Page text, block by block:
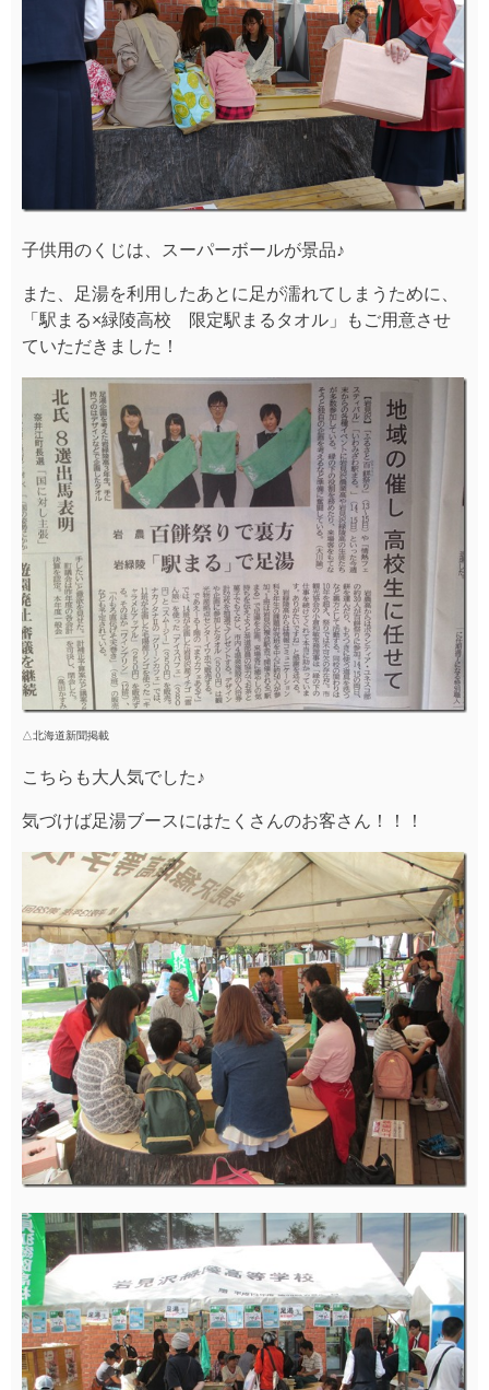
子供用のくじは、スーパーボールが景品♪
また、足湯を利用したあとに足が濡れてしまうために、
「駅まる×緑陵高校 限定駅まるタオル」もご用意させ
ていただきました！
△北海道新聞掲載
こちらも大人気でした♪
気づけば足湯ブースにはたくさんのお客さん！！！